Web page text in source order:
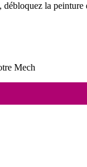
, débloquez la
Mech